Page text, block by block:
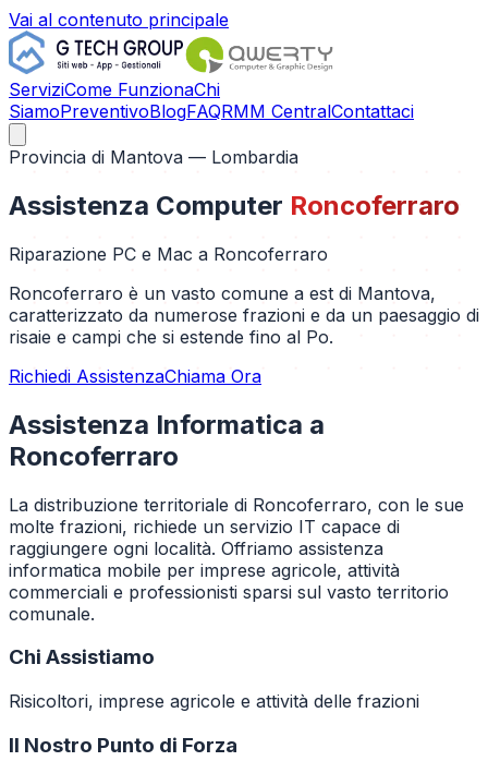
Vai al contenuto principale
ServiziCome FunzionaChi
SiamoPreventivoBlogFAQRMM CentralContattaci
Provincia di Mantova — Lombardia
Assistenza Computer Roncoferraro
Riparazione PC e Mac a Roncoferraro
Roncoferraro è un vasto comune a est di Mantova,
caratterizzato da numerose frazioni e da un paesaggio di
risaie e campi che si estende fino al Po.
Richiedi AssistenzaChiama Ora
Assistenza Informatica a
Roncoferraro
La distribuzione territoriale di Roncoferraro, con le sue
molte frazioni, richiede un servizio IT capace di
raggiungere ogni località. Offriamo assistenza
informatica mobile per imprese agricole, attività
commerciali e professionisti sparsi sul vasto territorio
comunale.
Chi Assistiamo
Risicoltori, imprese agricole e attività delle frazioni
Il Nostro Punto di Forza